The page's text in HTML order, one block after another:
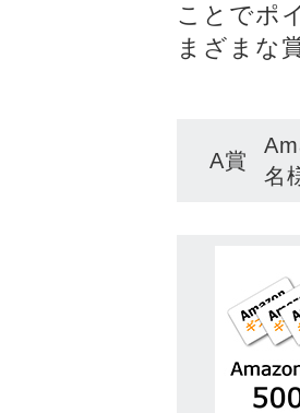
情報
ョ
サ
ネッ
PC
通
開発
仮
ことでポ
まざまな
A賞
名